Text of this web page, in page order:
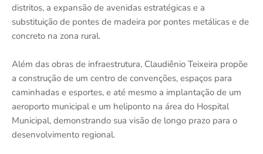
distritos, a expansão de avenidas estratégicas e a
substituição de pontes de madeira por pontes metálicas e de
concreto na zona rural.
Além das obras de infraestrutura, Claudiênio Teixeira propõe
a construção de um centro de convenções, espaços para
caminhadas e esportes, e até mesmo a implantação de um
aeroporto municipal e um heliponto na área do Hospital
Municipal, demonstrando sua visão de longo prazo para o
desenvolvimento regional.